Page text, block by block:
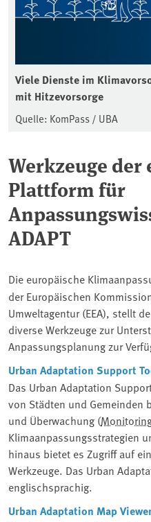
Viele Dienste im
mit Hitzevorsorge
Quelle: KomPass / UBA
Werkzeuge
Plattform für
ADAPT
Die europäische
der Europäischen
Umweltagentur (EEA), stellt
diverse Werkzeuge zur
Anpassungsplanung zur
Urban Adaptation Support
Das Urban Adaptation
von Städten und Gemeinden
und Überwachung (
Klimaanpassungsstrategien
hinaus bietet es Zugriff auf
Werkzeuge. Das Urban
englischsprachig.
Urban Adaptation Map